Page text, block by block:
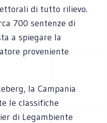
di tutto rilievo.
700 sentenze di
a spiegare la
proveniente
la Campania
le classifiche
di Legambiente